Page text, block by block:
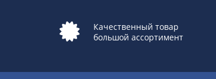
Качественный товар
большой ассортимент